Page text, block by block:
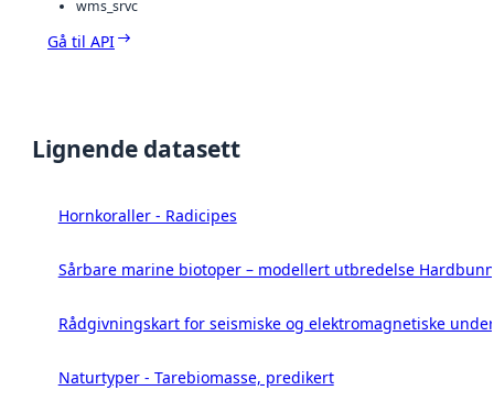
wms_srvc
Gå til API
Lignende datasett
Hornkoraller - Radicipes
Sårbare marine biotoper – modellert utbredelse
Rådgivningskart for seismiske og elektromagnetiske
Naturtyper - Tarebiomasse, predikert